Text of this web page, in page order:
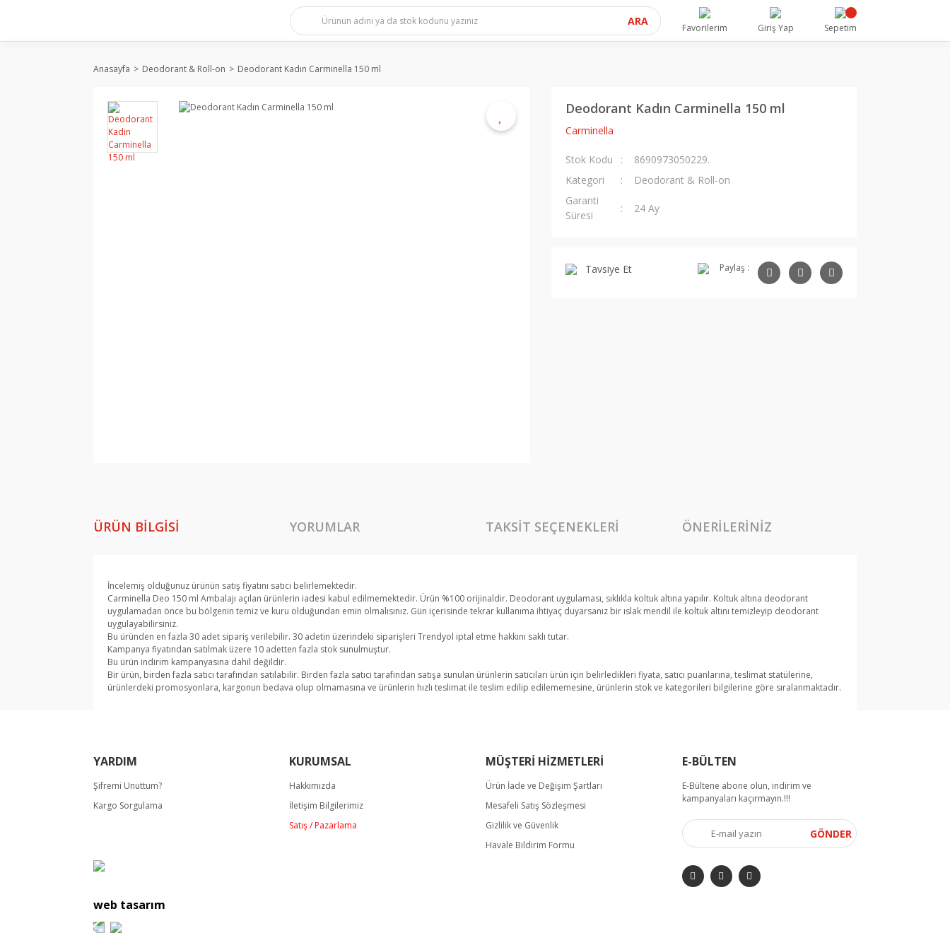
ARA
Favorilerim Giriş Yap Sepetim
Anasayfa Deodorant & Roll-on Deodorant Kadın Carminella 150 ml
Deodorant Kadın Carminella 150 ml
Carminella
Stok Kodu
8690973050229.
Kategori
Deodorant & Roll-on
Garanti
Süresi
24 Ay
Tavsiye Et Paylaş :
ÜRÜN BILGISI YORUMLAR TAKSIT SEÇENEKLERI ÖNERILERINIZ
İncelemiş olduğunuz ürünün satış fiyatını satıcı belirlemektedir.
Carminella Deo 150 ml Ambalajı açılan ürünlerin iadesi kabul edilmemektedir. Ürün %100 orijinaldir. Deodorant uygulaması, sıklıkla koltuk altına yapılır. Koltuk altına deodorant
uygulamadan önce bu bölgenin temiz ve kuru olduğundan emin olmalısınız. Gün içerisinde tekrar kullanıma ihtiyaç duyarsanız bir ıslak mendil ile koltuk altını temizleyip deodorant
uygulayabilirsiniz.
Bu üründen en fazla 30 adet sipariş verilebilir. 30 adetin üzerindeki siparişleri Trendyol iptal etme hakkını saklı tutar.
Kampanya fiyatından satılmak üzere 10 adetten fazla stok sunulmuştur.
Bu ürün indirim kampanyasına dahil değildir.
Bir ürün, birden fazla satıcı tarafından satılabilir. Birden fazla satıcı tarafından satışa sunulan ürünlerin satıcıları ürün için belirledikleri fiyata, satıcı puanlarına, teslimat statülerine,
ürünlerdeki promosyonlara, kargonun bedava olup olmamasına ve ürünlerin hızlı teslimat ile teslim edilip edilememesine, ürünlerin stok ve kategorileri bilgilerine göre sıralanmaktadır.
Yorum Yaz
Ürün açıklamasında eksik bilgiler bulunuyor.
Ürün bilgilerinde hatalar bulunuyor.
Ürün fiyatı diğer sitelerden daha pahalı.
YARDIM
Şifremi Unuttum?
Kargo Sorgulama
KURUMSAL
Hakkımızda
İletişim Bilgilerimiz
Satış / Pazarlama
MÜŞTERİ HİZMETLERİ
Ürün İade ve Değişim Şartları
Mesafeli Satış Sözleşmesi
Gizlilik ve Güvenlik
Havale Bildirim Formu
web tasarım
E-BÜLTEN
E-Bültene abone olun, indirim ve
kampanyaları kaçırmayın.!!!
GÖNDER